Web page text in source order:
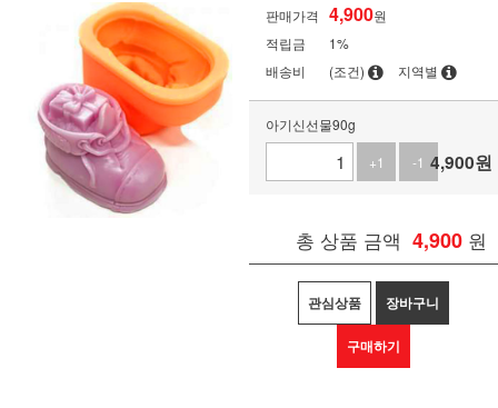
판매가격 4,900원
적립금
1%
배송비
(조건) 지역별
아기신선물90g
+1
-1 4,900원
총 상품 금액 4,900 원
관심상품 장바구니
구매하기